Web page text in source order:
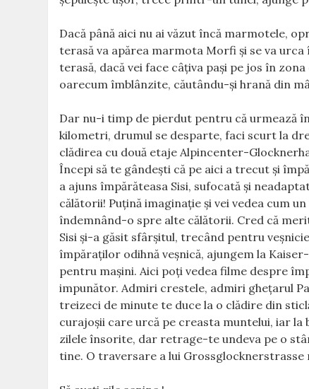
Dacă până aici nu ai văzut încă marmotele,
terasă va apărea marmota Morfi şi se va urca
terasă, dacă vei face câţiva paşi pe jos în
oarecum îmblânzite, căutându-şi hrană din
Dar nu-i timp de pierdut pentru că urmează
kilometri, drumul se desparte, faci scurt la
clădirea cu două etaje Alpincenter-
Începi să te gândeşti că pe aici a trecut şi
a ajuns împărăteasa Sisi, sufocată şi
călătorii! Puţină imaginaţie şi vei vedea cum
îndemnând-o spre alte călătorii. Cred că
Sisi şi-a găsit sfârşitul, trecând pentru
împăraţilor odihnă veşnică, ajungem la
pentru maşini. Aici poţi vedea filme despre
impunător. Admiri crestele, admiri gheţarul
treizeci de minute te duce la o clădire din
curajoşii care urcă pe creasta muntelui, iar
zilele însorite, dar retrage-te undeva pe o
tine. O traversare a lui